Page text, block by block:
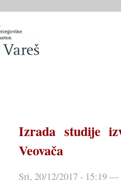
Izrada studije
Veovača
Sri, 20/12/2017 - 15:19